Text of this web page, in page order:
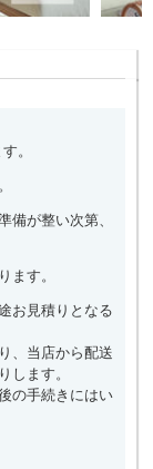
。
備が整い次第、
ます。
お見積りとなる
、当店から配送
します。
の手続きにはい